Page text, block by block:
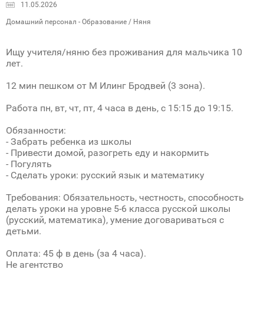
11.05.2026
Домашний персонал - Образование / Няня
Ищу учителя/няню без проживания для мальчика 10
лет.
12 мин пешком от М Илинг Бродвей (3 зона).
Работа пн, вт, чт, пт, 4 часа в день, с 15:15 до 19:15.
Обязанности:
- Забрать ребенка из школы
- Привести домой, разогреть еду и накормить
- Погулять
- Сделать уроки: русский язык и математику
Требования: Обязательность, честность, способность
делать уроки на уровне 5-6 класса русской школы
(русский, математика), умение договариваться с
детьми.
Оплата: 45 ф в день (за 4 часа).
Не агентство